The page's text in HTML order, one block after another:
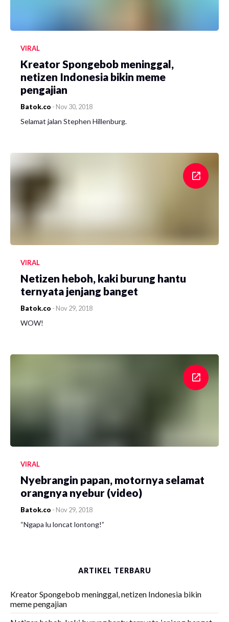
VIRAL
Kreator Spongebob meninggal,
netizen Indonesia bikin meme
pengajian
Batok.co - Nov 30, 2018
Selamat jalan Stephen Hillenburg.
VIRAL
Netizen heboh, kaki burung hantu
ternyata jenjang banget
Batok.co - Nov 29, 2018
WOW!
VIRAL
Nyebrangin papan, motornya selamat
orangnya nyebur (video)
Batok.co - Nov 29, 2018
“Ngapa lu loncat lontong!”
ARTIKEL TERBARU
Kreator Spongebob meninggal, netizen Indonesia bikin
meme pengajian